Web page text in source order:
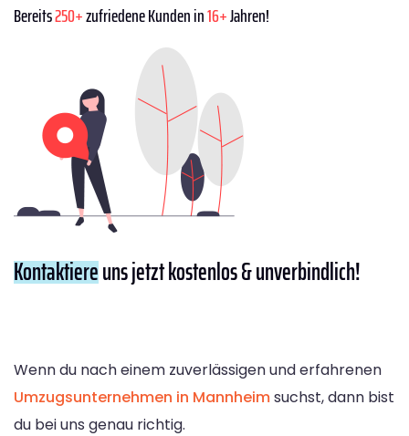
Bereits250+zufriedene Kunden in16+Jahren!
Kontaktiereuns jetzt kostenlos & unverbindlich!
Wenn du nach einem zuverlässigen und erfahrenen
Umzugsunternehmen in Mannheimsuchst, dann bist
du bei uns genau richtig.